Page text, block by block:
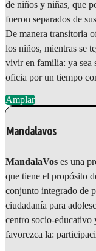
de niños y niñas, que
fueron separados de
De manera transitoria
los niños, mientras se
vivir en familia: ya sea
oficia por un tiempo
Amplar
Mandalavos
MandalaVos es una
que tiene el propósito
conjunto integrado de
ciudadanía para
centro socio-educativo
favorezca la: